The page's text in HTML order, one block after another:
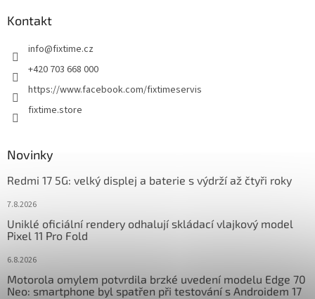
Kontakt
info@fixtime.cz
+420 703 668 000
https://www.facebook.com/fixtimeservis
fixtime.store
Novinky
Redmi 17 5G: velký displej a baterie s výdrží až čtyři roky
7.8.2026
Uniklé oficiální rendery odhalují skládací vlajkový model
Pixel 11 Pro Fold
6.8.2026
Motorola omylem potvrdila brzké uvedení modelu Edge 70
Neo: smartphone byl spatřen při testování s Androidem 17